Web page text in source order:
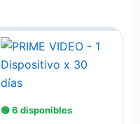
🟢 6 disponibles